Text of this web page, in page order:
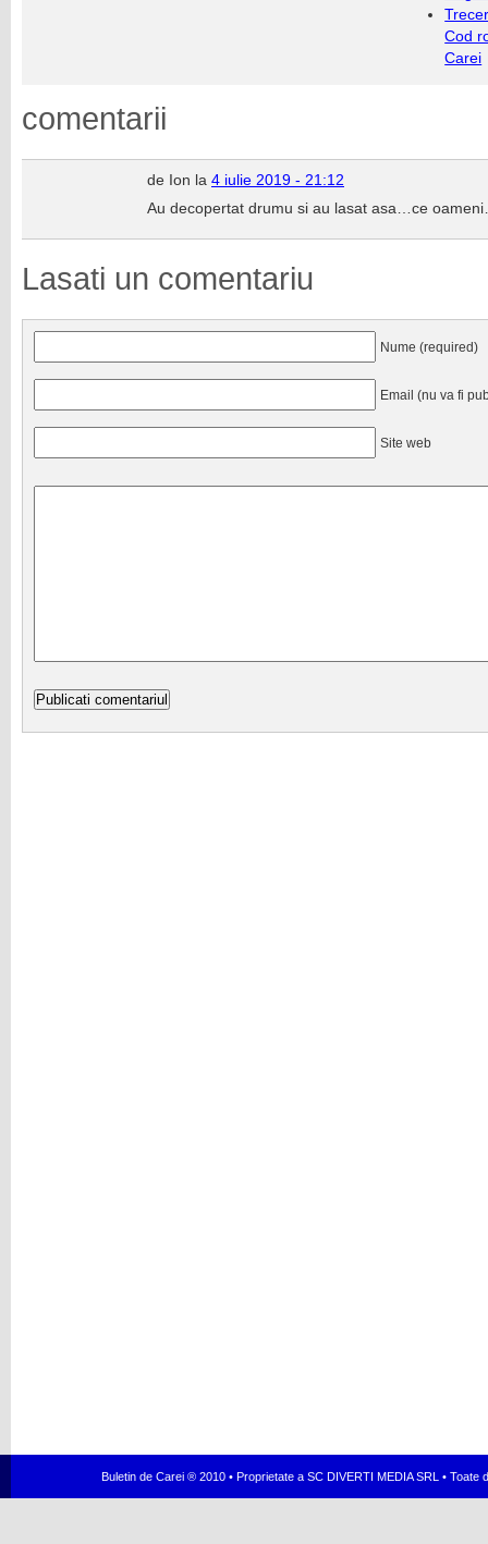
Cod
Carei
comentarii
de Ion la 4 iulie 2019 - 21:12
Au decopertat drumu si au lasat asa…ce
Lasati un comentariu
Nume (required)
Email (nu va fi
Site web
Buletin de Carei ® 2010 • Proprietate a SC DIVERTI MEDIA SRL •